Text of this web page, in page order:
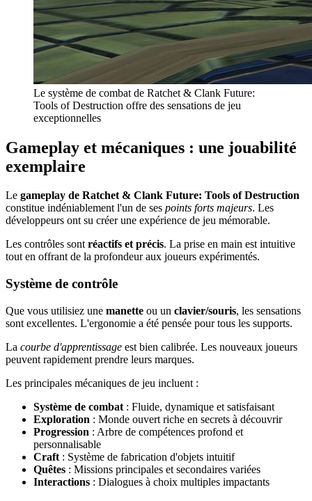
Le système de combat de Ratchet & Clank Future:
Tools of Destruction offre des sensations de jeu
exceptionnelles
Gameplay et mécaniques : une jouabilité
exemplaire
Le gameplay de Ratchet & Clank Future: Tools of Destruction
constitue indéniablement l'un de ses points forts majeurs. Les
développeurs ont su créer une expérience de jeu mémorable.
Les contrôles sontréactifs et précis. La prise en main est intuitive
tout en offrant de la profondeur aux joueurs expérimentés.
Système de contrôle
Que vous utilisiez une manette ou un clavier/souris, les sensations
sont excellentes. L'ergonomie a été pensée pour tous les supports.
La courbe d'apprentissage est bien calibrée. Les nouveaux joueurs
peuvent rapidement prendre leurs marques.
Les principales mécaniques de jeu incluent :
Système de combat : Fluide, dynamique et satisfaisant
Exploration : Monde ouvert riche en secrets à découvrir
Progression : Arbre de compétences profond et
personnalisable
Craft : Système de fabrication d'objets intuitif
Quêtes : Missions principales et secondaires variées
Interactions : Dialogues à choix multiples impactants